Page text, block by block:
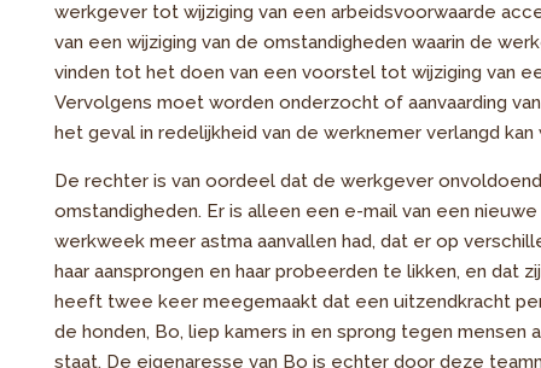
werkgever tot wijziging van een arbeidsvoorwaarde
van een wijziging van de omstandigheden waarin de
vinden tot het doen van een voorstel tot wijziging van
Vervolgens moet worden onderzocht of aanvaarding
het geval in redelijkheid van de werknemer verlangd kan
De rechter is van oordeel dat de werkgever
omstandigheden. Er is alleen een e-mail van een
werkweek meer astma aanvallen had, dat er op
haar aansprongen en haar probeerden te likken, en dat
heeft twee keer meegemaakt dat een uitzendkracht
de honden, Bo, liep kamers in en sprong tegen mensen
staat. De eigenaresse van Bo is echter door deze